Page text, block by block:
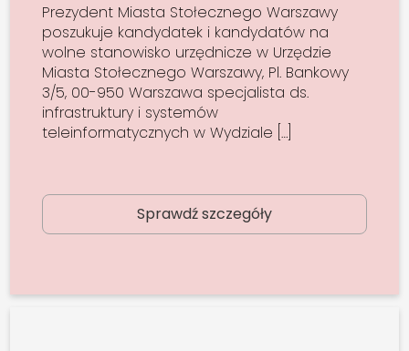
Prezydent Miasta Stołecznego Warszawy
poszukuje kandydatek i kandydatów na
wolne stanowisko urzędnicze w Urzędzie
Miasta Stołecznego Warszawy, Pl. Bankowy
3/5, 00-950 Warszawa specjalista ds.
infrastruktury i systemów
teleinformatycznych w Wydziale […]
Sprawdź szczegóły